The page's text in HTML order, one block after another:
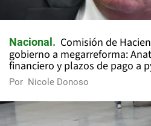
Nacional
Comisión de
gobierno a megarreforma:
financiero y plazos de pago a
Por Nicole Donoso